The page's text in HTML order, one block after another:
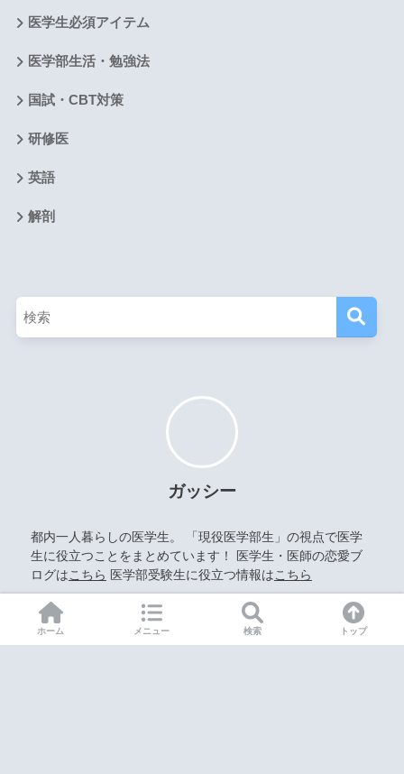
医学生必須アイテム
医学部生活・勉強法
国試・CBT対策
研修医
英語
解剖
ガッシー
都内一人暮らしの医学生。 「現役医学部生」の視点で医学
生に役立つことをまとめています！ 医学生・医師の恋愛ブ
ログはこちら 医学部受験生に役立つ情報はこちら
ホーム メニュー 検索 トップ